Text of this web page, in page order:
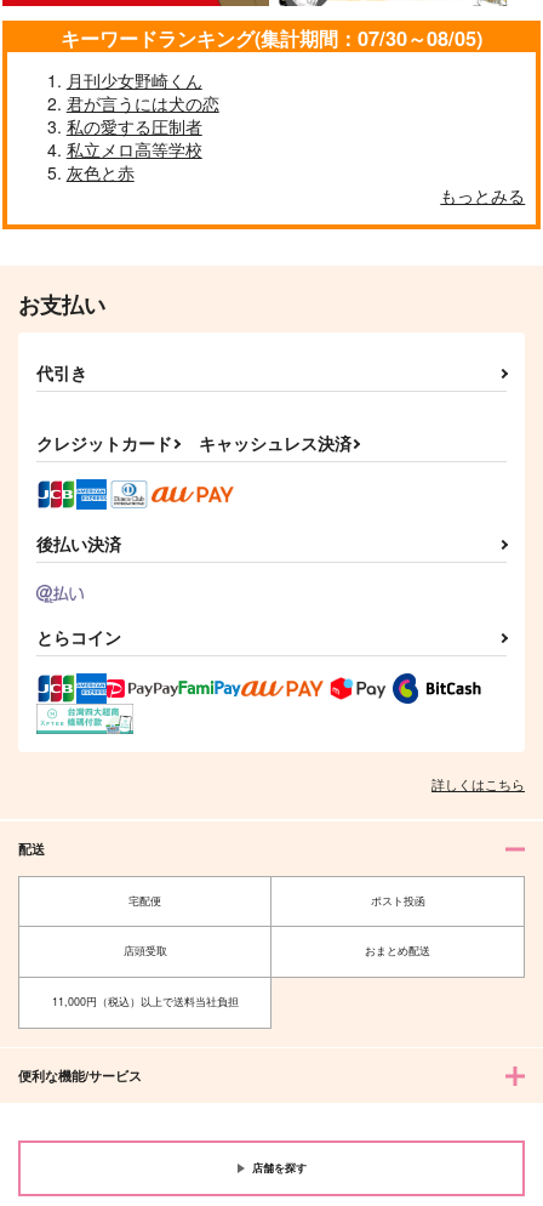
キーワードランキング(集計期間：07/30～08/05)
月刊少女野崎くん
君が言うには犬の恋
私の愛する圧制者
私立メロ高等学校
灰色と赤
もっとみる
お支払い
代引き
クレジットカード キャッシュレス決済
後払い決済
とらコイン
詳しくはこちら
配送
宅配便 ポスト投函
店頭受取 おまとめ配送
11,000円（税込）以上で送料当社負担
便利な機能/サービス
店舗を探す